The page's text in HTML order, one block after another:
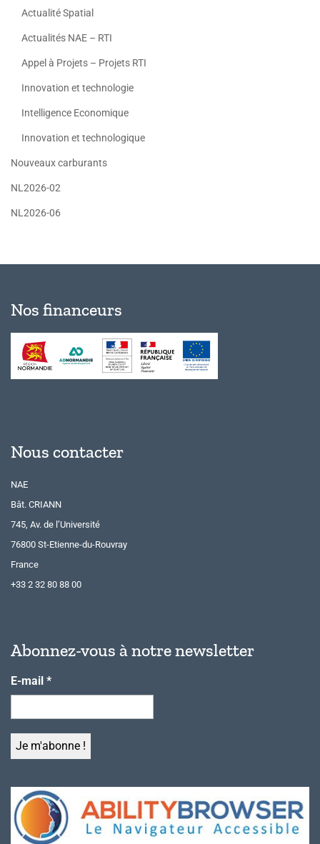
Actualité Spatial
Actualités NAE – RTI
Appel à Projets – Projets RTI
Innovation et technologie
Intelligence Economique
Innovation et technologique
Nouveaux carburants
NL2026-02
NL2026-06
Nos financeurs
Nous contacter
NAE
Bât. CRIANN
745, Av. de l’Université
76800 St-Etienne-du-Rouvray
France
+33 2 32 80 88 00
Abonnez-vous à notre newsletter
E-mail *